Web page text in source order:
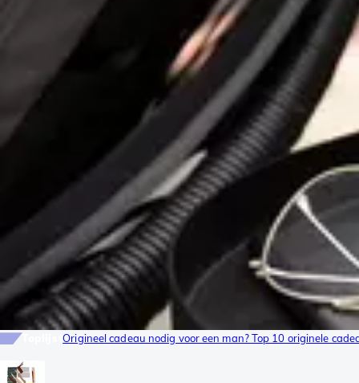
ToplijstOrigineel cadeau nodig voor een man? Top 10 originele